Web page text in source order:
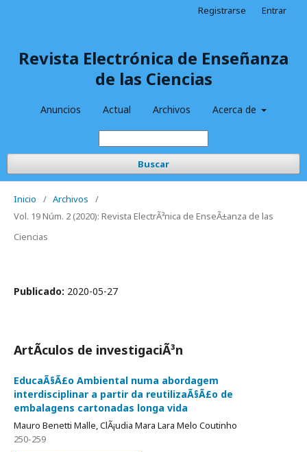
Revista Electrónica de Enseñanza
de las Ciencias
Anuncios Actual Archivos Acerca de
Buscar
Registrarse Entrar
Inicio / Archivos
/
Vol. 19 Núm. 2 (2020): Revista ElectrÃ³nica de EnseÃ±anza de las
Ciencias
Publicado: 2020-05-27
ArtÃ­culos de investigaciÃ³n
EducaÃ§Ã£o Ambiental numa abordagem
interdisciplinar a partir da reutilizaÃ§Ã£o de
embalagens cartonadas longa vida
Mauro Benetti Malle, ClÃ¡udia Mara Lara Melo Coutinho
250-259